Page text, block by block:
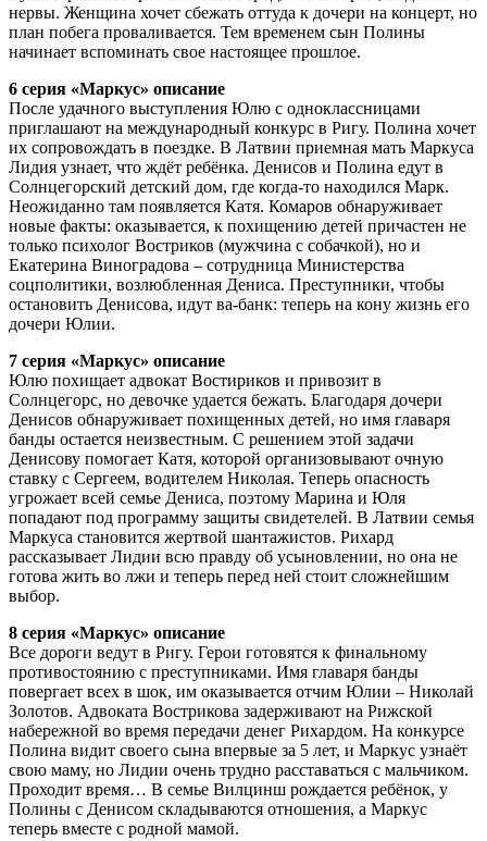
нервы. Женщина хочет сбежать оттуда к дочери на концерт, но
план побега проваливается. Тем временем сын Полины
начинает вспоминать свое настоящее прошлое.
6 серия «Маркус» описание
После удачного выступления Юлю с одноклассницами
приглашают на международный конкурс в Ригу. Полина хочет
их сопровождать в поездке. В Латвии приемная мать Маркуса
Лидия узнает, что ждёт ребёнка. Денисов и Полина едут в
Солнцегорский детский дом, где когда-то находился Марк.
Неожиданно там появляется Катя. Комаров обнаруживает
новые факты: оказывается, к похищению детей причастен не
только психолог Востриков (мужчина с собачкой), но и
Екатерина Виноградова – сотрудница Министерства
соцполитики, возлюбленная Дениса. Преступники, чтобы
остановить Денисова, идут ва-банк: теперь на кону жизнь его
дочери Юлии.
7 серия «Маркус» описание
Юлю похищает адвокат Востириков и привозит в
Солнцегорс, но девочке удается бежать. Благодаря дочери
Денисов обнаруживает похищенных детей, но имя главаря
банды остается неизвестным. С решением этой задачи
Денисову помогает Катя, которой организовывают очную
ставку с Сергеем, водителем Николая. Теперь опасность
угрожает всей семье Дениса, поэтому Марина и Юля
попадают под программу защиты свидетелей. В Латвии семья
Маркуса становится жертвой шантажистов. Рихард
рассказывает Лидии всю правду об усыновлении, но она не
готова жить во лжи и теперь перед ней стоит сложнейшим
выбор.
8 серия «Маркус» описание
Все дороги ведут в Ригу. Герои готовятся к финальному
противостоянию с преступниками. Имя главаря банды
повергает всех в шок, им оказывается отчим Юлии – Николай
Золотов. Адвоката Вострикова задерживают на Рижской
набережной во время передачи денег Рихардом. На конкурсе
Полина видит своего сына впервые за 5 лет, и Маркус узнаёт
свою маму, но Лидии очень трудно расставаться с мальчиком.
Проходит время… В семье Вилцинш рождается ребёнок, у
Полины с Денисом складываются отношения, а Маркус
теперь вместе с родной мамой.